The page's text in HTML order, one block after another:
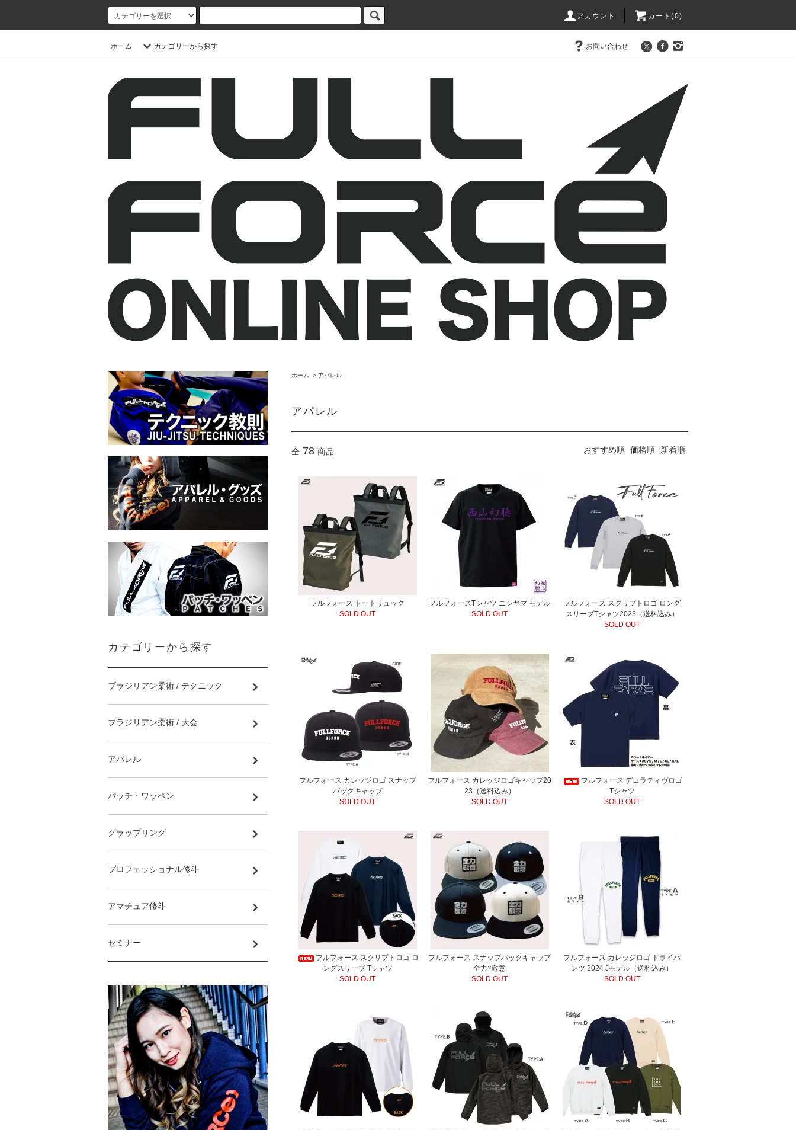
アカウント カート(0)
ホーム カテゴリーから探す お問い合わせ
ホーム > アパレル
アパレル
全 78 商品 おすすめ順 価格順 新着順
フルフォース トートリュック
SOLD OUT
フルフォースTシャツ ニシヤマ モデル
SOLD OUT
フルフォース スクリプトロゴ ロング
スリーブTシャツ2023（送料込み）
SOLD OUT
フルフォース カレッジロゴ スナップ
バックキャップ
SOLD OUT
フルフォース カレッジロゴキャップ20
23（送料込み）
SOLD OUT
フルフォース デコラティヴロゴ
Tシャツ
SOLD OUT
フルフォース スクリプトロゴ ロ
ングスリーブ Tシャツ
SOLD OUT
フルフォース スナップバックキャップ
全力×敬意
SOLD OUT
フルフォース カレッジロゴ ドライパ
ンツ 2024 Jモデル（送料込み）
SOLD OUT
カテゴリーから探す
ブラジリアン柔術 / テクニック
ブラジリアン柔術 / 大会
アパレル
パッチ・ワッペン
グラップリング
プロフェッショナル修斗
アマチュア修斗
セミナー